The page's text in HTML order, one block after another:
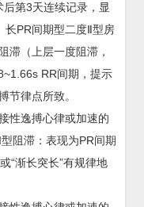
第3天连续记录，显
PR间期型二度Ⅱ型房
滞（上层一度阻滞，
RR间期，提示
节律点所致。
性逸搏心律或加速的
阻滞：表现为PR间期
“渐长突长”有规律地